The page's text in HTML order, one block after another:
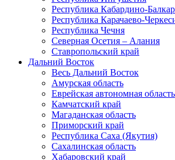
Республика Кабардино-
Республика Карачаево-
Республика Чечня
Северная Осетия – Алания
Ставропольский край
Дальний Восток
Весь Дальний Восток
Амурская область
Еврейская автономная область
Камчатский край
Магаданская область
Приморский край
Республика Саха (Якутия)
Сахалинская область
Хабаровский край